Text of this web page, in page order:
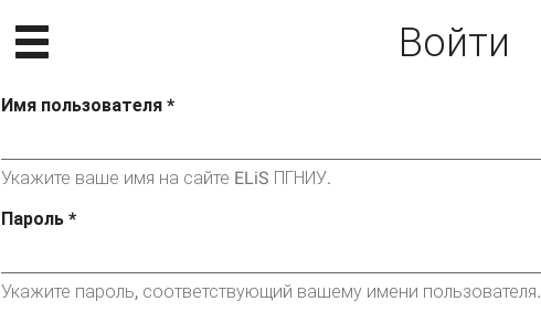
Войти
Имя пользователя *
Укажите ваше имя на сайте ELiS ПГНИУ.
Пароль *
Укажите пароль, соответствующий вашему имени пользователя.